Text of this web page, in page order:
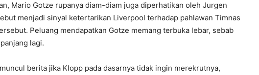
Mario Gotze rupanya diam-diam juga diperhatikan oleh Jurgen
menjadi sinyal ketertarikan Liverpool terhadap pahlawan Timnas
Peluang mendapatkan Gotze memang terbuka lebar, sebab
lagi.
berita jika Klopp pada dasarnya tidak ingin merekrutnya,